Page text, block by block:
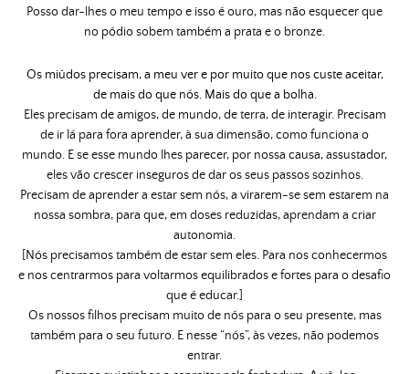
Posso dar-lhes o meu tempo e isso é ouro, mas não esquecer que
no pódio sobem também a prata e o bronze.
Os miúdos precisam, a meu ver e por muito que nos custe aceitar,
de mais do que nós. Mais do que a bolha.
Eles precisam de amigos, de mundo, de terra, de interagir. Precisam
de ir lá para fora aprender, à sua dimensão, como funciona o
mundo. E se esse mundo lhes parecer, por nossa causa, assustador,
eles vão crescer inseguros de dar os seus passos sozinhos.
Precisam de aprender a estar sem nós, a virarem-se sem estarem na
nossa sombra, para que, em doses reduzidas, aprendam a criar
autonomia.
[Nós precisamos também de estar sem eles. Para nos conhecermos
e nos centrarmos para voltarmos equilibrados e fortes para o desafio
que é educar.]
Os nossos filhos precisam muito de nós para o seu presente, mas
também para o seu futuro. E nesse “nós”, às vezes, não podemos
entrar.